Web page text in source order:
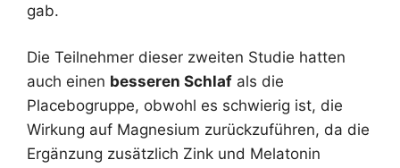
gab.
Die Teilnehmer dieser zweiten Studie hatten
auch einen besseren Schlaf als die
Placebogruppe, obwohl es schwierig ist, die
Wirkung auf Magnesium zurückzuführen, da die
Ergänzung zusätzlich Zink und Melatonin